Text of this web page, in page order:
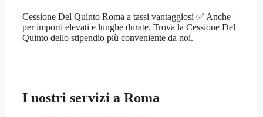
Cessione Del Quinto Roma a tassi vantaggiosi ✅ Anche
per importi elevati e lunghe durate. Trova la Cessione Del
Quinto dello stipendio più conveniente da noi.
I nostri servizi a Roma